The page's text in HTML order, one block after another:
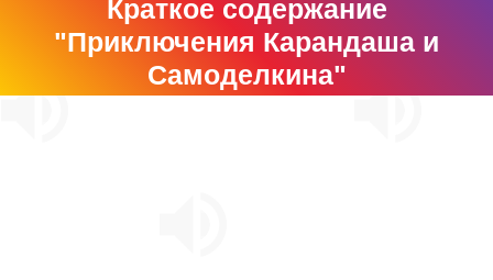
Краткое содержание
"Приключения Карандаша и
Самоделкина"